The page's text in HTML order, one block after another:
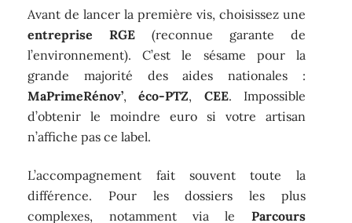
Avant de lancer la première vis, choisissez une
entreprise RGE (reconnue garante de
l’environnement). C’est le sésame pour la
grande majorité des aides nationales :
MaPrimeRénov’,éco-PTZ, CEE. Impossible
d’obtenir le moindre euro si votre artisan
n’affiche pas ce label.
L’accompagnement fait souvent toute la
différence. Pour les dossiers les plus
complexes, notamment via le Parcours